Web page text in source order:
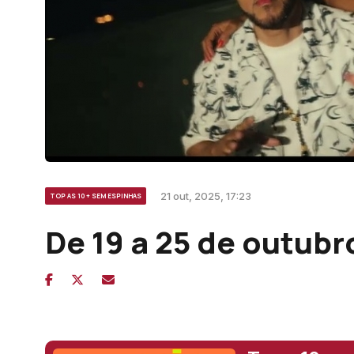
TOP AS 10 + SEM ESPINHAS 21 out, 2025, 17:23
De 19 a 25 de